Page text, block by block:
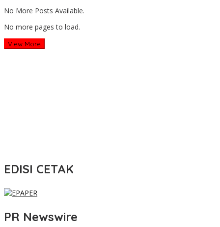
No More Posts Available.
No more pages to load.
View More
EDISI CETAK
PR Newswire